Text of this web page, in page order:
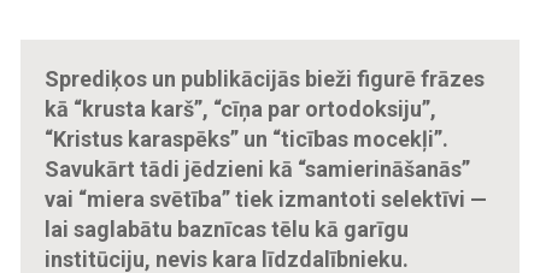
Sprediķos un publikācijās bieži figurē frāzes
kā “krusta karš”, “cīņa par ortodoksiju”,
“Kristus karaspēks” un “ticības mocekļi”.
Savukārt tādi jēdzieni kā “samierināšanās”
vai “miera svētība” tiek izmantoti selektīvi —
lai saglabātu baznīcas tēlu kā garīgu
institūciju, nevis kara līdzdalībnieku.